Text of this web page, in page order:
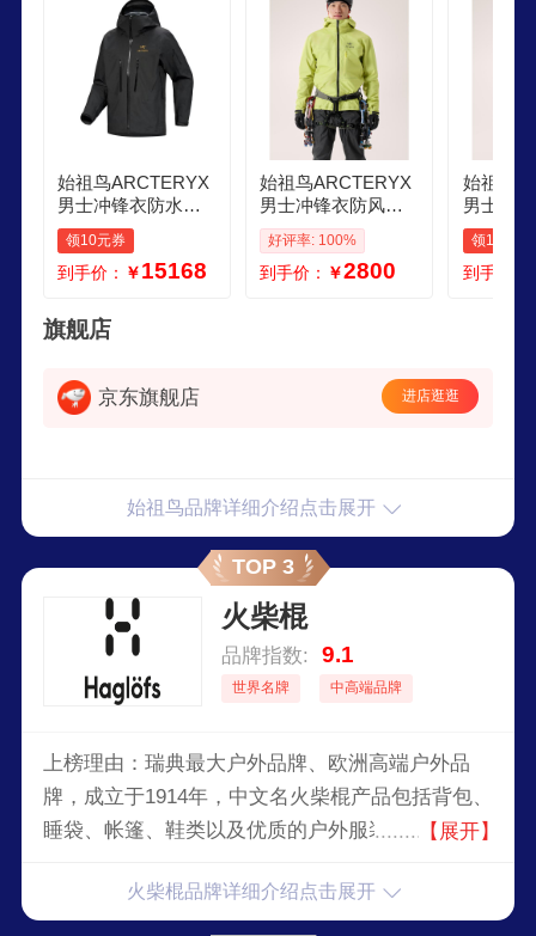
始祖鸟ARCTERYX
男士冲锋衣防水防
风耐磨户外夹克连
帽长袖登山服 Schw
arz XL
领10元券
到手价： ￥15168
始祖鸟ARCTERYX
男士冲锋衣防风防
水保暖户外风衣立
领长袖登山服 Forag
e Mantis XL
好评率: 100%
到手价： ￥2800
始祖鸟
男士冲
水保暖
领长袖
e
领10元券
到手价：
旗舰店
京东旗舰店 进店逛逛
始祖鸟品牌详细介绍点击展开
TOP 3
火柴棍
品牌指数: 9.1
世界名牌 中高端品牌
上榜理由：瑞典最大户外品牌、欧洲高端户外品
牌，成立于1914年，中文名火柴棍产品包括背包、
睡袋、帐篷、鞋类以及优质的户外服装、夹克以及
面料包括Gore-Tex以及Windstopper。该公司由
ViktorHaglofs创建于1914年，那时他将自己制作的
【展开】
火柴棍品牌详细介绍点击展开